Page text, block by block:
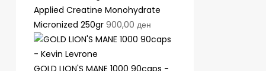
Applied Creatine Monohydrate
Micronized 250gr 900,00 ден